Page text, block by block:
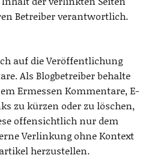
Betreiber verantwortlich.
auf die Veröffentlichung
Als Blogbetreiber behalte
Ermessen Kommentare, E-
zu kürzen oder zu löschen,
offensichtlich nur dem
Verlinkung ohne Kontext
herzustellen.